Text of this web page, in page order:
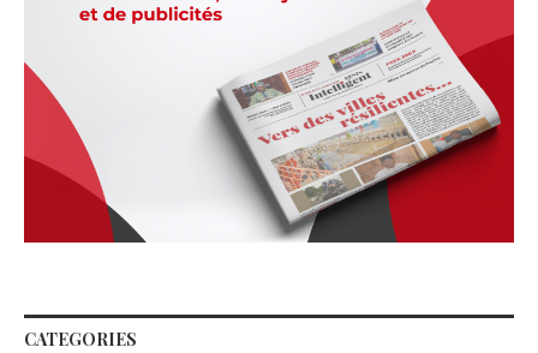
CATEGORIES